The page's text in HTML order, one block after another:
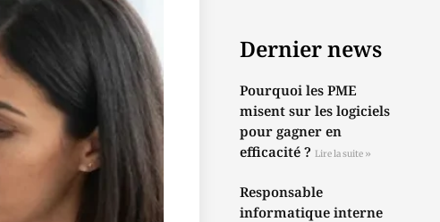
Dernier news
Pourquoi les PME
misent sur les logiciels
pour gagner en
efficacité ?Lire la suite »
Responsable
informatique interne